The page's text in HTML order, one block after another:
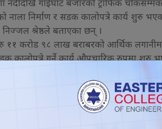
नाला निर्माण र सडक कालोपत्रे कार्य शुरु
श्रेष्ठले बताएका छन् ।
करोड ९८ लाख बराबरको आर्थिक
कालोपत्रे गर्ने कार्य औपचारिक रुपमा शुरु
२०७५ को कात्तिकभित्र काम सम्पन्न गर्ने
कार्कीले बताए ।
दिक्तेलसम्म १५८ किलोमिटर सडकखण्डमा